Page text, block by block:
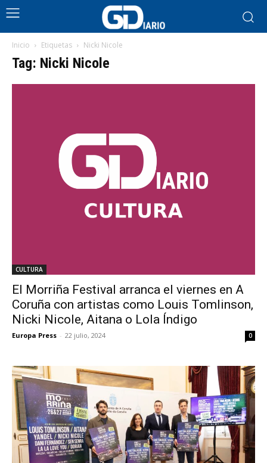
Inicio Etiquetas Nicki Nicole
Tag: Nicki Nicole
CULTURA
El Morriña Festival arranca el viernes en A
Coruña con artistas como Louis Tomlinson,
Nicki Nicole, Aitana o Lola Índigo
Europa Press - 22 julio, 2024 0